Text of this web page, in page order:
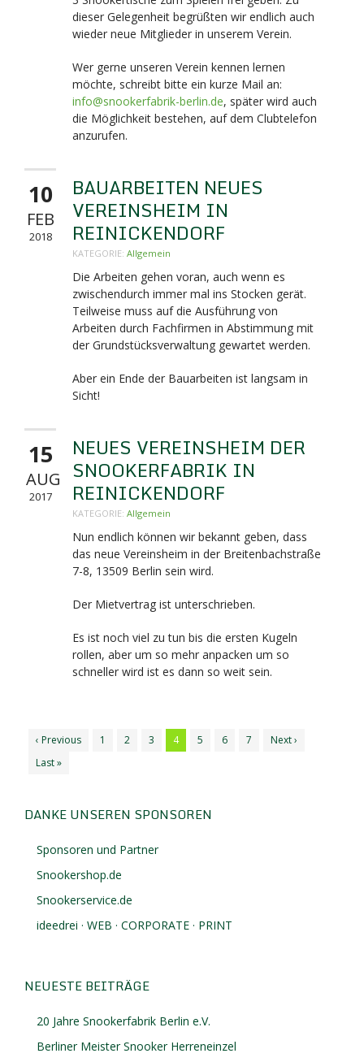
dieser Gelegenheit begrüßten wir endlich auch
wieder neue Mitglieder in unserem Verein.
Wer gerne unseren Verein kennen lernen
möchte, schreibt bitte ein kurze Mail an:
info@snookerfabrik-berlin.de, später wird auch
die Möglichkeit bestehen, auf dem Clubtelefon
anzurufen.
10
FEB
2018
BAUARBEITEN NEUES
VEREINSHEIM IN
REINICKENDORF
KATEGORIE: Allgemein
Die Arbeiten gehen voran, auch wenn es
zwischendurch immer mal ins Stocken gerät.
Teilweise muss auf die Ausführung von
Arbeiten durch Fachfirmen in Abstimmung mit
der Grundstücksverwaltung gewartet werden.
Aber ein Ende der Bauarbeiten ist langsam in
Sicht!
15
AUG
2017
NEUES VEREINSHEIM DER
SNOOKERFABRIK IN
REINICKENDORF
KATEGORIE: Allgemein
Nun endlich können wir bekannt geben, dass
das neue Vereinsheim in der Breitenbachstraße
7-8, 13509 Berlin sein wird.
Der Mietvertrag ist unterschrieben.
Es ist noch viel zu tun bis die ersten Kugeln
rollen, aber um so mehr anpacken um so
schneller wird ist es dann so weit sein.
‹ Previous 1 2 3 4 5 6 7
Next ›
Last »
DANKE UNSEREN SPONSOREN
Sponsoren und Partner
Snookershop.de
Snookerservice.de
ideedrei · WEB · CORPORATE · PRINT
NEUESTE BEITRÄGE
20 Jahre Snookerfabrik Berlin e.V.
Berliner Meister Snooker Herreneinzel